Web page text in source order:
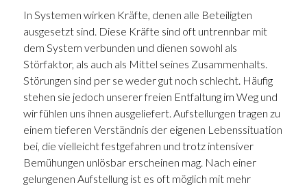
In Systemen wirken Kräfte, denen alle Beteiligten
ausgesetzt sind. Diese Kräfte sind oft untrennbar mit
dem System verbunden und dienen sowohl als
Störfaktor, als auch als Mittel seines Zusammenhalts.
Störungen sind per se weder gut noch schlecht. Häufig
stehen sie jedoch unserer freien Entfaltung im Weg und
wir fühlen uns ihnen ausgeliefert. Aufstellungen tragen zu
einem tieferen Verständnis der eigenen Lebenssituation
bei, die vielleicht festgefahren und trotz intensiver
Bemühungen unlösbar erscheinen mag. Nach einer
gelungenen Aufstellung ist es oft möglich mit mehr